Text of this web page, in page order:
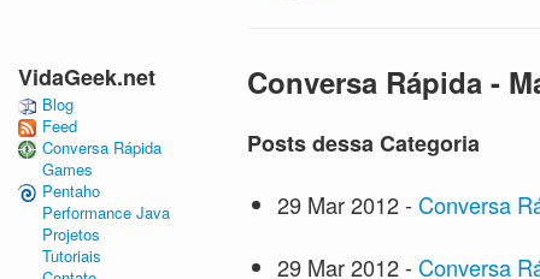
Conversa Rápida -
Posts dessa Categoria
29 Mar 2012- Conversa
29 Mar 2012- Conversa
VidaGeek.net
Blog
Feed
Conversa Rápida
Games
Pentaho
Performance Java
Projetos
Tutoriais